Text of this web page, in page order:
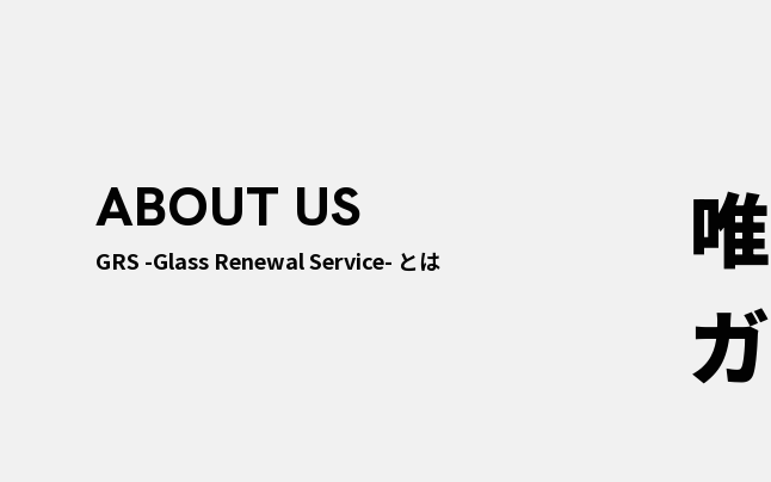
ABOUT US
GRS -Glass Renewal Service- とは